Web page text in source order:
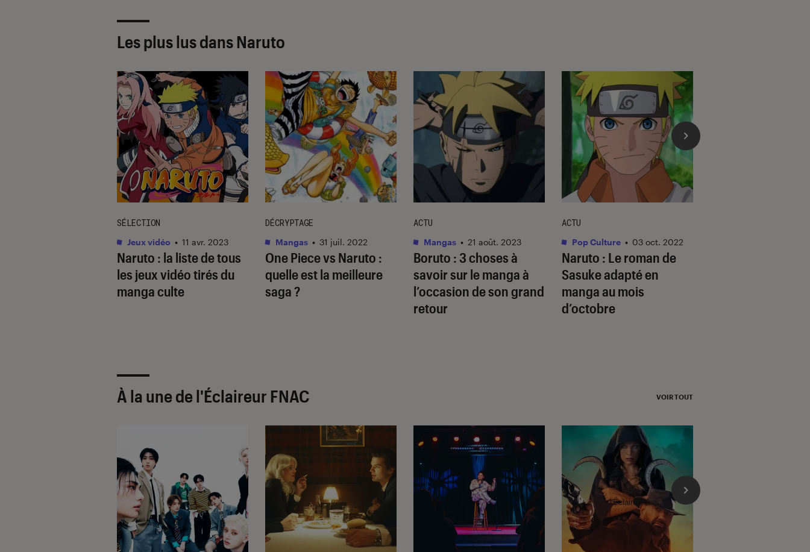
Les plus lus dans Naruto
Naruto : la liste de tous
les jeux vidéo tirés du
manga culte
SÉLECTION
Jeux vidéo • 11 avr. 2023
One Piece vs Naruto :
quelle est la meilleure
saga ?
DÉCRYPTAGE
Mangas • 31 juil. 2022
Boruto : 3 choses à
savoir sur le manga à
l’occasion de son grand
retour
ACTU
Mangas • 21 août. 2023
Naruto : Le roman de
Sasuke adapté en
manga au mois
d’octobre
ACTU
Pop Culture • 03 oct. 2022
À la une de l'Éclaireur FNAC VOIR TOUT
l'Éclaireur fnac">